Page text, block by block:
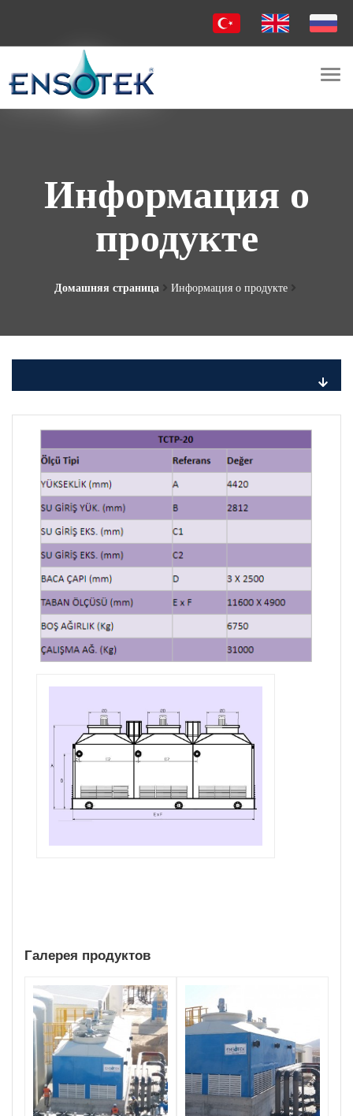
Информация о
продукте
Домашняя страница Информация о продукте
Галерея продуктов